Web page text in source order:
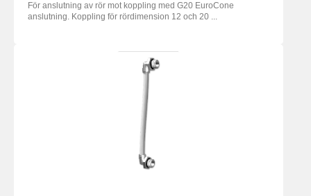
För anslutning av rör mot koppling med G20 EuroCone
anslutning. Koppling för rördimension 12 och 20 ...